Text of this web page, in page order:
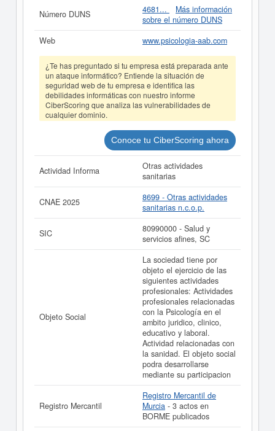
empresariales, la empresaAAB PSICOLOGOS,
SOCIEDAD LIMITADA PROFESIONAL.se encuentra
en el SIC 80990000. Esta ficha de empresa ha sido
consultada 21 veces, la última consulta se ha producido
el 30/07/2025. En la presente página puede consultar a
qué subvenciones puede solicitar esta empresa las
demás que estén relacionadas. La empresaAAB
PSICOLOGOS, SOCIEDAD LIMITADA
PROFESIONAL.tiene un patrimonio aproximado de 0 a
3.100 €. Esta empresa figura inscrita en el Registro
Mercantil de Murcia y tiene 3 actos inscritos en el
BORME.
Si está interesado en conocer más datos de la empresa
AAB PSICOLOGOS, SOCIEDAD LIMITADA
acceder inmediatamente a este
Informe ampliado
de AAB PSICOLOGOS, SOCIEDAD
LIMITADA PROFESIONAL. y consultar los resultados de
sus años de actividad, así como los balances y cuentas
de resultados disponibles.
La última actualización del informe de empresa se ha
realizado el 03/07/2026.
Número DUNS 4681...
Más información
sobre el número DUNS
Web
www.psicologia-aab.com
¿Te has preguntado si tu empresa está preparada ante
un ataque informático? Entiende la situación de
seguridad web de tu empresa e identifica las
debilidades informáticas con nuestro informe
CiberScoring que analiza las vulnerabilidades de
cualquier dominio.
Conoce tu CiberScoring ahora
Actividad Informa
Otras actividades
sanitarias
CNAE 2025
8699 - Otras actividades
sanitarias n.c.o.p.
SIC
80990000 - Salud y
servicios afines, SC
Objeto Social
La sociedad tiene por
objeto el ejercicio de las
siguientes actividades
profesionales: Actividades
profesionales relacionadas
con la Psicología en el
ambito juridico, clinico,
educativo y laboral.
Actividad relacionadas con
la sanidad. El objeto social
podra desarrollarse
mediante su participacion
Registro Mercantil
Registro Mercantil de
Murcia - 3 actos en
BORME publicados